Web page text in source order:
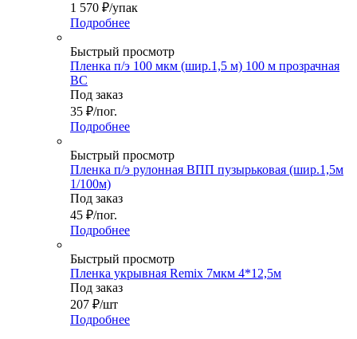
1 570 ₽/упак
Подробнее
Быстрый просмотр
Пленка п/э 100 мкм (шир.1,5 м) 100 м прозрачная
ВС
Под заказ
35 ₽/пог.
Подробнее
Быстрый просмотр
Пленка п/э рулонная ВПП пузырьковая (шир.1,5м
1/100м)
Под заказ
45 ₽/пог.
Подробнее
Быстрый просмотр
Пленка укрывная Remix 7мкм 4*12,5м
Под заказ
207 ₽/шт
Подробнее